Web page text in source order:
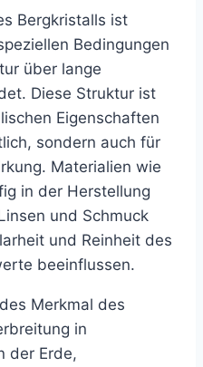
Bergkristalls ist
Bedingungen
über lange
Diese Struktur ist
Eigenschaften
sondern auch für
Materialien wie
in der Herstellung
und Schmuck
und Reinheit des
beeinflussen.
Merkmal des
in
der Erde,